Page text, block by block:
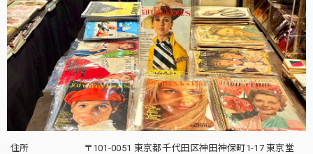
住所
〒101-0051 東京都千代田区神田神保町1-17 東京堂